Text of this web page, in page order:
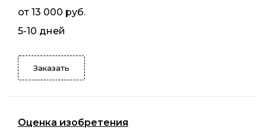
от 13 000 руб.
5-10 дней
Заказать
Оценка изобретения